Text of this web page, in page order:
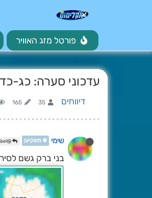
פורטל מזג האוויר
עדכוני סערה: כג-כד-כה טבת
דיווחים 35
165
שימי ❄️ משקיען @Yael
בני ברק גשם